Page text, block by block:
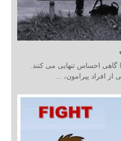
گاهی احساس تنهایی می کنند.
افراد پیرامون، ...